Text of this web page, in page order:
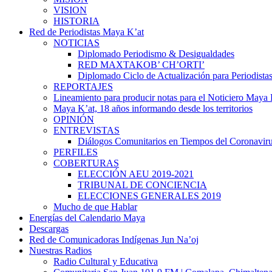
VISION
HISTORIA
Red de Periodistas Maya K’at
NOTICIAS
Diplomado Periodismo & Desigualdades
RED MAXTAKOB’ CH’ORTI’
Diplomado Ciclo de Actualización para Periodistas
REPORTAJES
Lineamiento para producir notas para el Noticiero Maya
Maya K’at, 18 años informando desde los territorios
OPINIÓN
ENTREVISTAS
Diálogos Comunitarios en Tiempos del
PERFILES
COBERTURAS
ELECCIÓN AEU 2019-2021
TRIBUNAL DE CONCIENCIA
ELECCIONES GENERALES 2019
Mucho de que Hablar
Energías del Calendario Maya
Descargas
Red de Comunicadoras Indígenas Jun Na’oj
Nuestras Radios
Radio Cultural y Educativa